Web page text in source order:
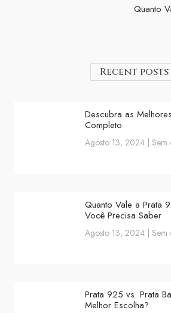
Recent posts
Descubra as
Completo
Agosto 13, 2024 Sem
Quanto Vale a Prata
Você Precisa Saber
Agosto 13, 2024 Sem
Prata 925 vs. Prata
Melhor Escolha?